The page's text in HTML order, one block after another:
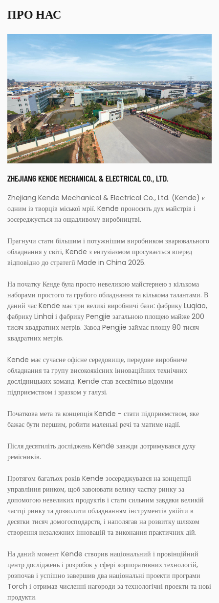
ПРО НАС
ZHEJIANG KENDE MECHANICAL & ELECTRICAL CO., LTD.
Zhejiang Kende Mechanical & Electrical Co., Ltd. (Kende) є
одним із творців міської мрії. Kende проносить дух майстрів і
зосереджується на ощадливому виробництві.
Прагнучи стати більшим і потужнішим виробником зварювального
обладнання у світі, Kende з ентузіазмом просувається вперед
відповідно до стратегії Made in China 2025.
На початку Кенде була просто невеликою майстернею з кількома
наборами простого та грубого обладнання та кількома талантами. В
даний час Kende має три великі виробничі бази: фабрику Luqiao,
фабрику Linhai і фабрику Pengjie загальною площею майже 200
тисяч квадратних метрів. Завод Pengjie займає площу 80 тисяч
квадратних метрів.
Kende має сучасне офісне середовище, передове виробниче
обладнання та групу високоякісних інноваційних технічних
дослідницьких команд. Kende став всесвітньо відомим
підприємством і зразком у галузі.
Початкова мета та концепція Kende - стати підприємством, яке
бажає бути першим, робити маленькі речі та матиме надії.
Після десятиліть досліджень Kende завжди дотримувався духу
ремісників.
Протягом багатьох років Kende зосереджувався на концепції
управління ринком, щоб завоювати велику частку ринку за
допомогою невеликих продуктів і стати сильним завдяки великій
частці ринку та дозволити обладнанням інструментів увійти в
десятки тисяч домогосподарств, і наполягав на розвитку шляхом
створення незалежних інновацій та виконання практичних дій.
На даний момент Kende створив національний і провінційний
центр досліджень і розробок у сфері корпоративних технологій,
розпочав і успішно завершив два національні проекти програми
Torch і отримав численні нагороди за технологічні проекти та нові
продукти.